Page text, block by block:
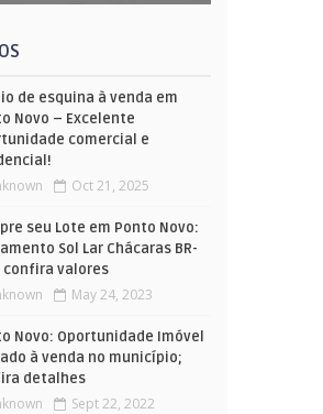
de esquina à venda em
Novo – Excelente
comercial e
Oct 21, 2025
seu Lote em Ponto Novo:
Sol Lar Chácaras BR-
confira valores
May 24, 2023
Novo: Oportunidade Imóvel
à venda no município;
detalhes
Sept 22, 2022